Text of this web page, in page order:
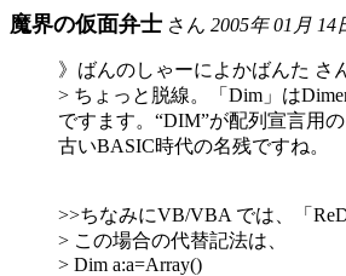
魔界の仮面弁士 さん 2005年 01月 14
》ばんのしゃーによかばんた さ
> ちょっと脱線。「Dim」は
ですます。“DIM”が配列宣言用
古いBASIC時代の名残ですね。
>>ちなみにVB/VBA では、「
> この場合の代替記法は、
> Dim a:a=Array()